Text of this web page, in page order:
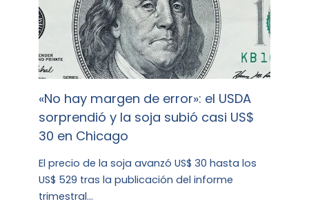
«No hay margen de error»: el USDA
sorprendió y la soja subió casi US$
30 en Chicago
El precio de la soja avanzó US$ 30 hasta los
US$ 529 tras la publicación del informe
trimestral…